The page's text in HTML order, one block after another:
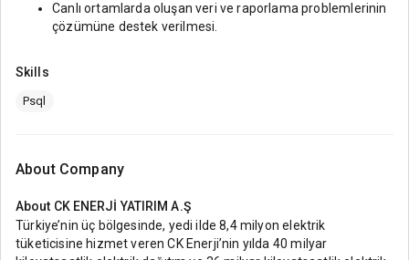
Canlı ortamlarda oluşan veri ve raporlama problemlerinin
çözümüne destek verilmesi.
Skills
Psql
About Company
About CK ENERJİ YATIRIM A.Ş
Türkiye’nin üç bölgesinde, yedi ilde 8,4 milyon elektrik
tüketicisine hizmet veren CK Enerji’nin yılda 40 milyar